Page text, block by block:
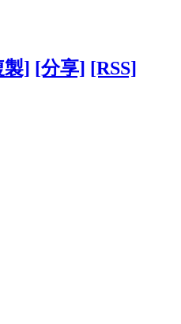
製] [分享] [RSS]